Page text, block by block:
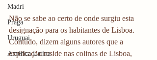
Madri
Praga
Uruguai
América Latina
Não se sabe ao certo de onde surgiu esta
designação para os habitantes de Lisboa.
Contudo, dizem alguns autores que a
explicação reside nas colinas de Lisboa,